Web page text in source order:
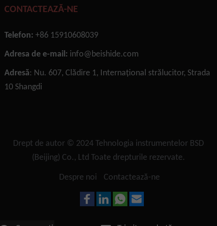
CONTACTEAZĂ-NE
Telefon: +86 15910608039
Adresa de e-mail: info@beishide.com
Adresă: Nu. 607, Clădire 1, Internațional strălucitor, Strada
10 Shangdi
Drept de autor © 2024 Tehnologia instrumentelor BSD
(Beijing) Co., Ltd Toate drepturile rezervate.
Despre noi Contactează-ne